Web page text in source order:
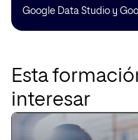
Google Data Studio y
Esta
interesar